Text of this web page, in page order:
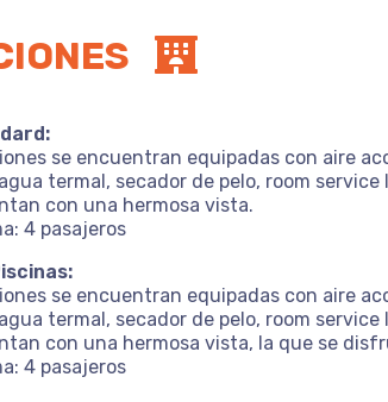
se encuentran equipadas con aire
termal, secador de pelo, room
con una hermosa vista.
4 pasajeros
se encuentran equipadas con aire
termal, secador de pelo, room
con una hermosa vista, la que se
4 pasajeros